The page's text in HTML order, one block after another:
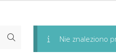
Nie znaleziono